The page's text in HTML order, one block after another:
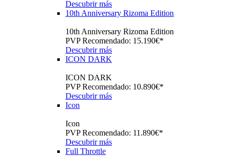
Descubrir más
10th Anniversary Rizoma Edition
10th Anniversary Rizoma Edition
PVP Recomendado: 15.190€*
Descubrir más
ICON DARK
ICON DARK
PVP Recomendado: 10.890€*
Descubrir más
Icon
Icon
PVP Recomendado: 11.890€*
Descubrir más
Full Throttle